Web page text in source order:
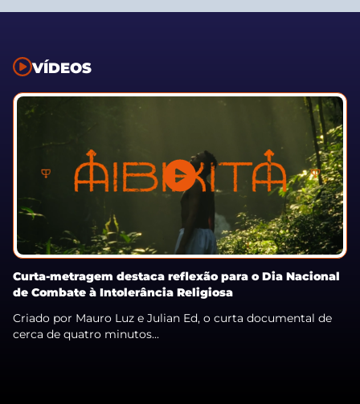
VÍDEOS
Curta-metragem destaca reflexão para o Dia Nacional
de Combate à Intolerância Religiosa
Criado por Mauro Luz e Julian Ed, o curta documental de
cerca de quatro minutos...